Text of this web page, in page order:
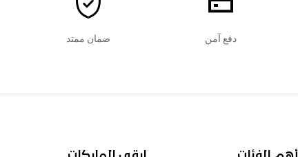
دفع آمن ضمان ممتد